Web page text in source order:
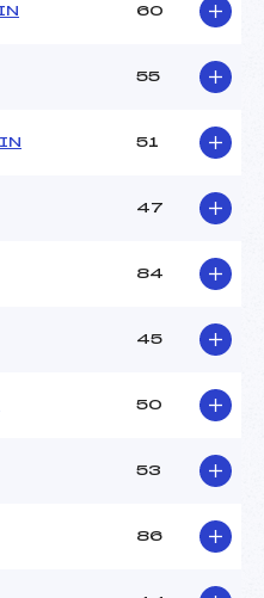
60
55
51
47
84
45
50
53
86